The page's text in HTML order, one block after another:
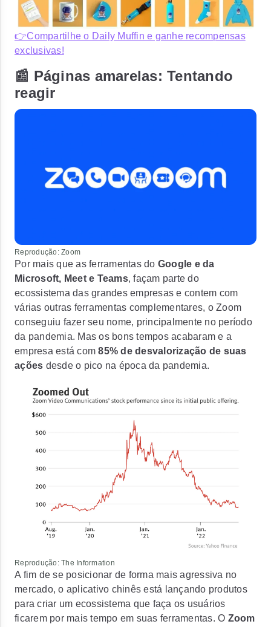
👉Compartilhe o Daily Muffin e ganhe recompensas
exclusivas!
📰 Páginas amarelas: Tentando
reagir
Reprodução: Zoom
Por mais que as ferramentas do Google e da
Microsoft, Meet e Teams, façam parte do
ecossistema das grandes empresas e contem com
várias outras ferramentas complementares, o Zoom
conseguiu fazer seu nome, principalmente no período
da pandemia. Mas os bons tempos acabaram e a
empresa está com85% de desvalorização de suas
ações desde o pico na época da pandemia.
Reprodução: The Information
A fim de se posicionar de forma mais agressiva no
mercado, o aplicativo chinês está lançando produtos
para criar um ecossistema que faça os usuários
ficarem por mais tempo em suas ferramentas. O Zoom